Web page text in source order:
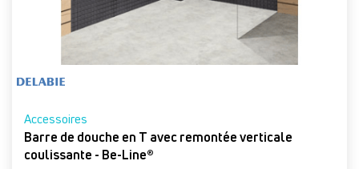
Accessoires
Barre de douche en T avec remontée verticale
coulissante - Be-Line®